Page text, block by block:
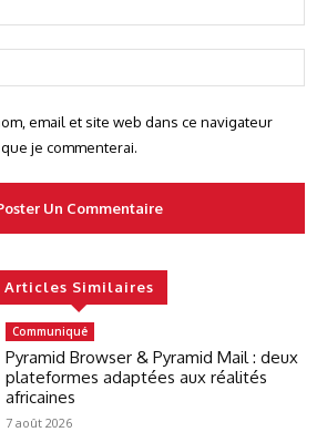
:*
:
email et site web dans ce navigateur
je commenterai.
Articles Similaires
Communiqué
Pyramid Browser & Pyramid Mail : deux
plateformes adaptées aux réalités
africaines
7 août 2026